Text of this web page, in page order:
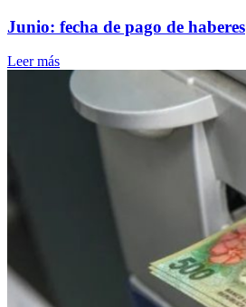
Junio: fecha de pago de haberes
Leer más